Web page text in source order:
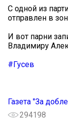
С одной из
отправлен в
И вот парни
Владимиру
#Гусев
Газета "За
294198